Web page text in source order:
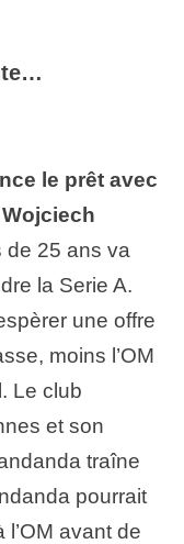
le prêt avec
de 25 ans va
la Serie A.
une offre
moins l’OM
. Le club
et son
traîne
pourrait
avant de